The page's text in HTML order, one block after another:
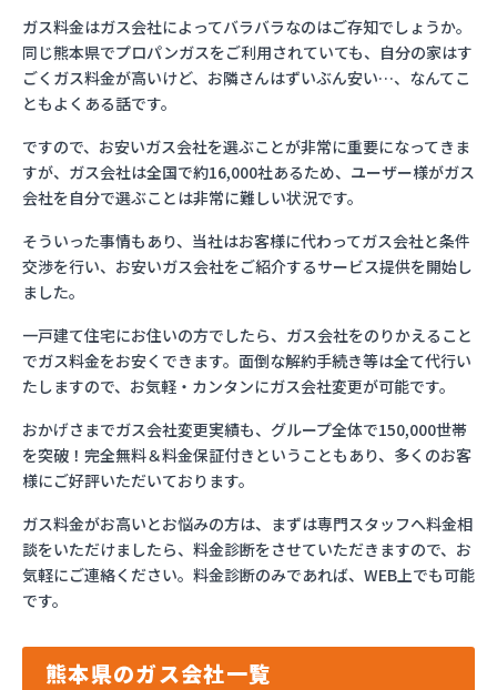
ガス料金はガス会社によってバラバラなのはご存知でしょうか。
同じ熊本県でプロパンガスをご利用されていても、自分の家はす
ごくガス料金が高いけど、お隣さんはずいぶん安い…、なんてこ
ともよくある話です。
ですので、お安いガス会社を選ぶことが非常に重要になってきま
すが、ガス会社は全国で約16,000社あるため、ユーザー様がガス
会社を自分で選ぶことは非常に難しい状況です。
そういった事情もあり、当社はお客様に代わってガス会社と条件
交渉を行い、お安いガス会社をご紹介するサービス提供を開始し
ました。
一戸建て住宅にお住いの方でしたら、ガス会社をのりかえること
でガス料金をお安くできます。面倒な解約手続き等は全て代行い
たしますので、お気軽・カンタンにガス会社変更が可能です。
おかげさまでガス会社変更実績も、グループ全体で150,000世帯
を突破！完全無料＆料金保証付きということもあり、多くのお客
様にご好評いただいております。
ガス料金がお高いとお悩みの方は、まずは専門スタッフへ料金相
談をいただけましたら、料金診断をさせていただきますので、お
気軽にご連絡ください。料金診断のみであれば、WEB上でも可能
です。
熊本県のガス会社一覧